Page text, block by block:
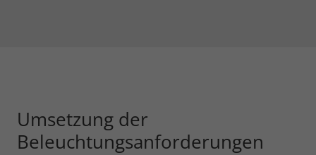
Umsetzung der
Beleuchtungsanforderungen